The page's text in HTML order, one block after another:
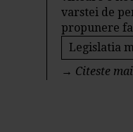
varstei de
propunere
Legislatia
→ Citeste